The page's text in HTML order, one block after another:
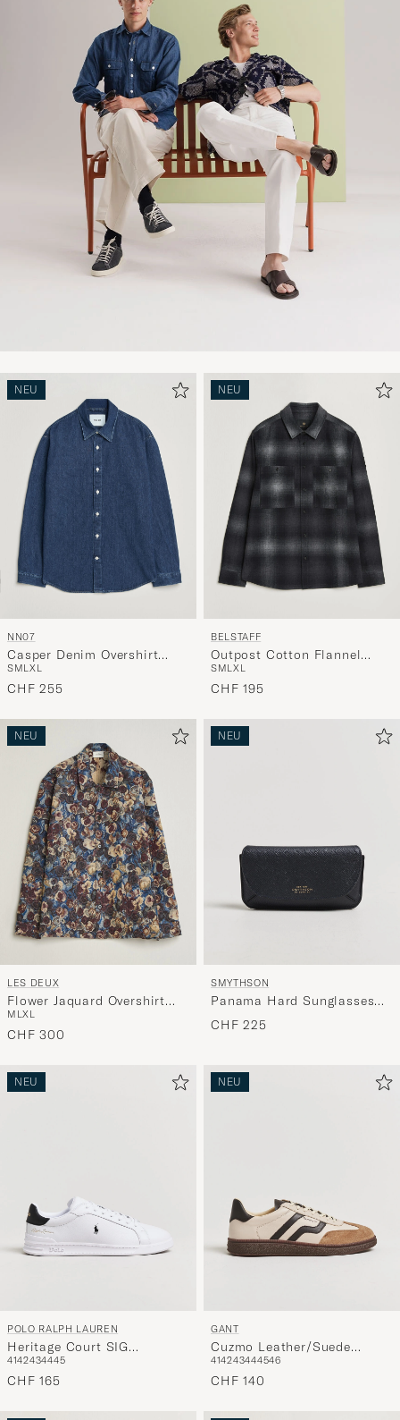
NEU
NN07
Casper Denim Overshirt
Medium Indigo
SMLXL
CHF 255
NEU
BELSTAFF
Outpost Cotton Flannel
Checked Overshirt Black
SMLXL
CHF 195
NEU
LES DEUX
Flower Jaquard Overshirt
Blue Multi
M LXL
CHF 300
NEU
SMYTHSON
Panama Hard Sunglasses
Case Navy
CHF 225
NEU
POLO RALPH LAUREN
Heritage Court SIG
Sneakers White/Black
4142434445
CHF 165
NEU
GANT
Cuzmo Leather/Suede
Sneaker Beige/Brown
414243444546
CHF 140